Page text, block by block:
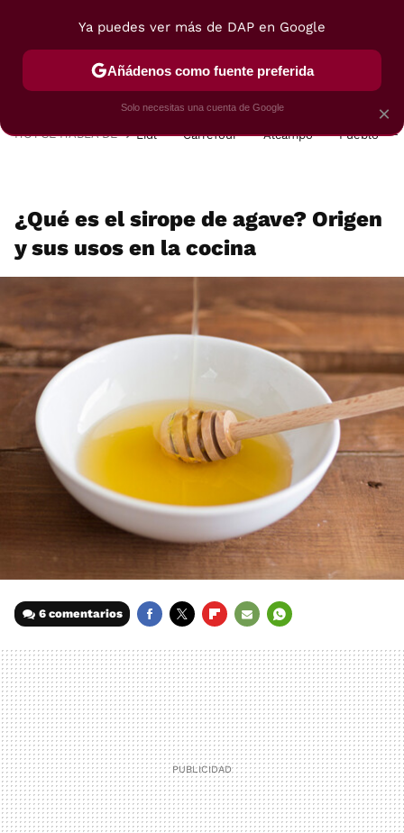
POSTRES VIAJES SELECCIÓN VEGUI
HOY SE HABLA DE Lidl Carrefour Alcampo Pueblo
¿Qué es el sirope de agave? Origen
y sus usos en la cocina
6 comentarios
MAIL
×
Ya puedes ver más de DAP en Google
Añádenos como fuente preferida
Solo necesitas una cuenta de Google